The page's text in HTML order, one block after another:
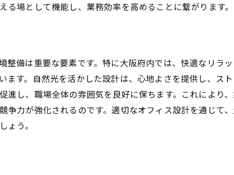
場として機能し、業務効率を高めることに繋がります。
備は重要な要素です。特に大阪府内では、快適なリラ
す。自然光を活かした設計は、心地よさを提供し、ス
進し、職場全体の雰囲気を良好に保ちます。これにより
争力が強化されるのです。適切なオフィス設計を通じて
う。